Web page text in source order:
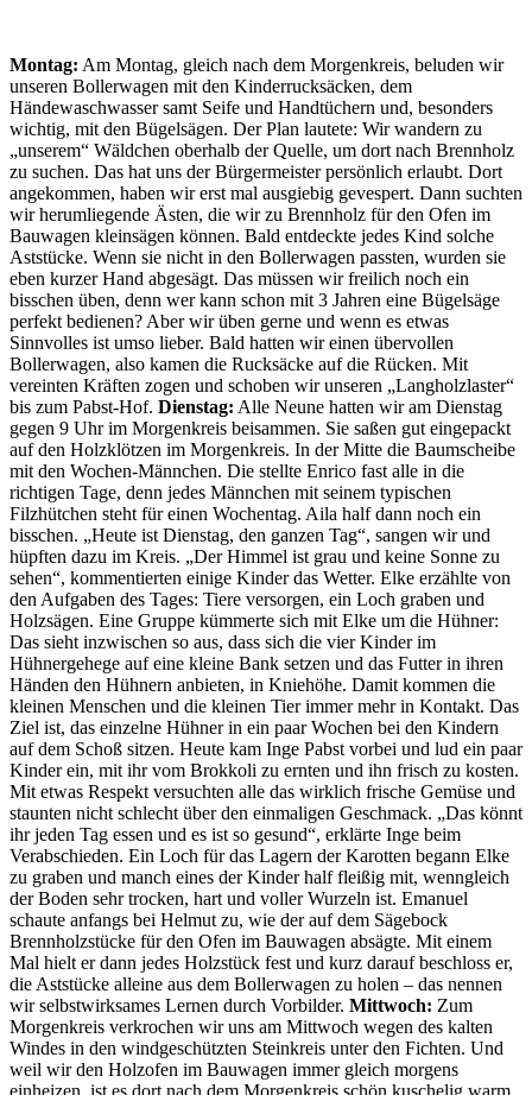
Montag: Am Montag, gleich nach dem Morgenkreis, beluden wir
unseren Bollerwagen mit den Kinderrucksäcken, dem
Händewaschwasser samt Seife und Handtüchern und, besonders
wichtig, mit den Bügelsägen. Der Plan lautete: Wir wandern zu
„unserem“ Wäldchen oberhalb der Quelle, um dort nach Brennholz
zu suchen. Das hat uns der Bürgermeister persönlich erlaubt. Dort
angekommen, haben wir erst mal ausgiebig gevespert. Dann suchten
wir herumliegende Ästen, die wir zu Brennholz für den Ofen im
Bauwagen kleinsägen können. Bald entdeckte jedes Kind solche
Aststücke. Wenn sie nicht in den Bollerwagen passten, wurden sie
eben kurzer Hand abgesägt. Das müssen wir freilich noch ein
bisschen üben, denn wer kann schon mit 3 Jahren eine Bügelsäge
perfekt bedienen? Aber wir üben gerne und wenn es etwas
Sinnvolles ist umso lieber. Bald hatten wir einen übervollen
Bollerwagen, also kamen die Rucksäcke auf die Rücken. Mit
vereinten Kräften zogen und schoben wir unseren „Langholzlaster“
bis zum Pabst-Hof. Dienstag: Alle Neune hatten wir am Dienstag
gegen 9 Uhr im Morgenkreis beisammen. Sie saßen gut eingepackt
auf den Holzklötzen im Morgenkreis. In der Mitte die Baumscheibe
mit den Wochen-Männchen. Die stellte Enrico fast alle in die
richtigen Tage, denn jedes Männchen mit seinem typischen
Filzhütchen steht für einen Wochentag. Aila half dann noch ein
bisschen. „Heute ist Dienstag, den ganzen Tag“, sangen wir und
hüpften dazu im Kreis. „Der Himmel ist grau und keine Sonne zu
sehen“, kommentierten einige Kinder das Wetter. Elke erzählte von
den Aufgaben des Tages: Tiere versorgen, ein Loch graben und
Holzsägen. Eine Gruppe kümmerte sich mit Elke um die Hühner:
Das sieht inzwischen so aus, dass sich die vier Kinder im
Hühnergehege auf eine kleine Bank setzen und das Futter in ihren
Händen den Hühnern anbieten, in Kniehöhe. Damit kommen die
kleinen Menschen und die kleinen Tier immer mehr in Kontakt. Das
Ziel ist, das einzelne Hühner in ein paar Wochen bei den Kindern
auf dem Schoß sitzen. Heute kam Inge Pabst vorbei und lud ein paar
Kinder ein, mit ihr vom Brokkoli zu ernten und ihn frisch zu kosten.
Mit etwas Respekt versuchten alle das wirklich frische Gemüse und
staunten nicht schlecht über den einmaligen Geschmack. „Das könnt
ihr jeden Tag essen und es ist so gesund“, erklärte Inge beim
Verabschieden. Ein Loch für das Lagern der Karotten begann Elke
zu graben und manch eines der Kinder half fleißig mit, wenngleich
der Boden sehr trocken, hart und voller Wurzeln ist. Emanuel
schaute anfangs bei Helmut zu, wie der auf dem Sägebock
Brennholzstücke für den Ofen im Bauwagen absägte. Mit einem
Mal hielt er dann jedes Holzstück fest und kurz darauf beschloss er,
die Aststücke alleine aus dem Bollerwagen zu holen – das nennen
wir selbstwirksames Lernen durch Vorbilder. Mittwoch: Zum
Morgenkreis verkrochen wir uns am Mittwoch wegen des kalten
Windes in den windgeschützten Steinkreis unter den Fichten. Und
weil wir den Holzofen im Bauwagen immer gleich morgens
einheizen, ist es dort nach dem Morgenkreis schön kuschelig warm